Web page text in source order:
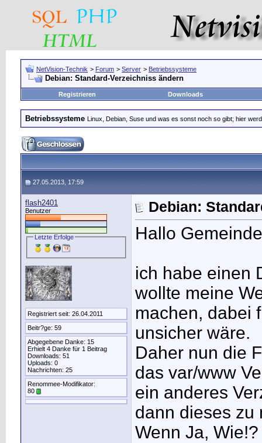
NetVision-Technik > Forum > Server > Betriebssysteme
Debian: Standard-Verzeichniss ändern
Registrieren Downloads
Betriebssysteme Linux, Debian, Suse und was es sonst noch so gibt; hier
27.05.2013, 17:59
flash2401
Benutzer
Letzte Erfolge
Registriert seit: 26.04.2011
Beitr?ge: 59
Abgegebene Danke: 15
Erhielt 4 Danke für 1 Beitrag
Downloads: 51
Uploads: 0
Nachrichten: 25
Renommee-Modifikator:
80
Debian:
Hallo
ich habe einen
wollte meine
machen, dabei
unsicher wäre.
Daher nun die
das var/www
ein anderes
dann dieses zu
Wenn Ja,